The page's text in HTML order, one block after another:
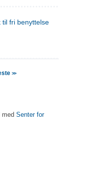
til fri benyttelse
>>
med Senter for